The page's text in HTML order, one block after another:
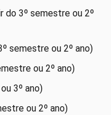
do 3º semestre ou 2º
semestre ou 2º ano)
ou 2º ano)
3º ano)
ou 2º ano)